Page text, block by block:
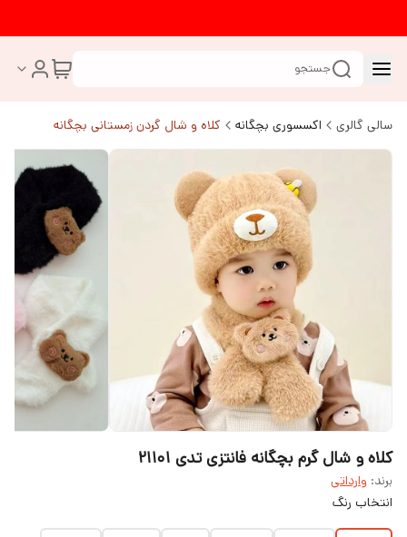
جستجو
سالی گالری اکسسوری بچگانه کلاه و شال گردن زمستانی بچگانه
کلاه و شال گرم بچگانه فانتزی تدی ۲۱۱۰۱
برند: وارداتی
انتخاب رنگ